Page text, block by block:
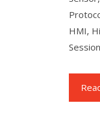
HMI,